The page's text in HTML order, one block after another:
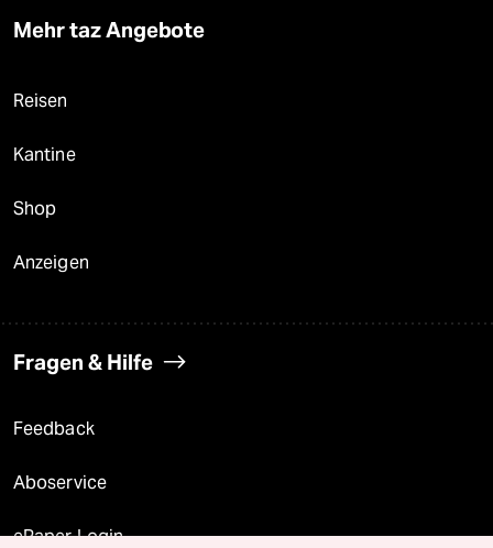
Mehr taz Angebote
Reisen
Kantine
Shop
Anzeigen
Fragen & Hilfe
Feedback
Aboservice
ePaper Login